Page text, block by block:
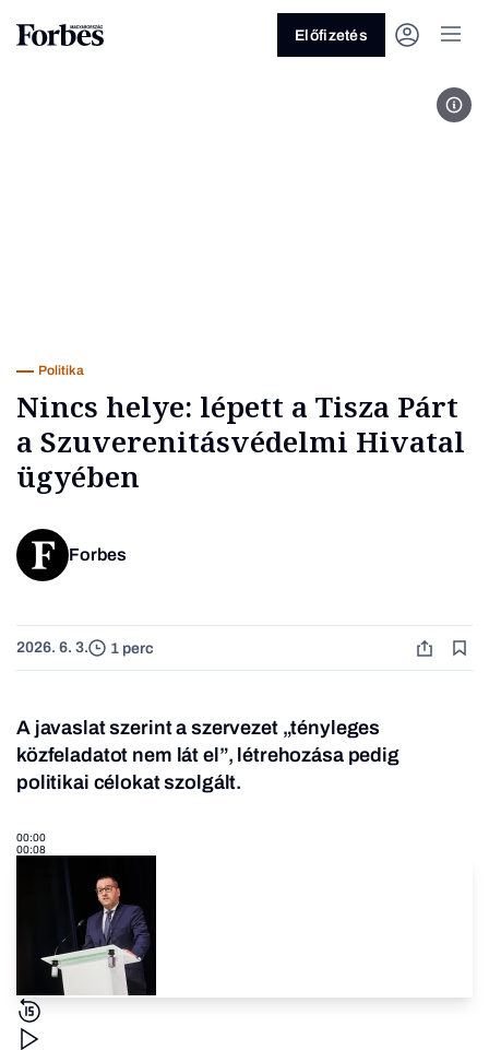
Előfizetés
Politika
Nincs helye: lépett a Tisza Párt
a Szuverenitásvédelmi Hivatal
ügyében
Forbes
2026. 6. 3. 1 perc
A javaslat szerint a szervezet „tényleges
közfeladatot nem lát el”, létrehozása pedig
politikai célokat szolgált.
00:00
00:08